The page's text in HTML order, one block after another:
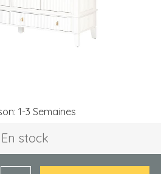
1-3 Semaines
En stock